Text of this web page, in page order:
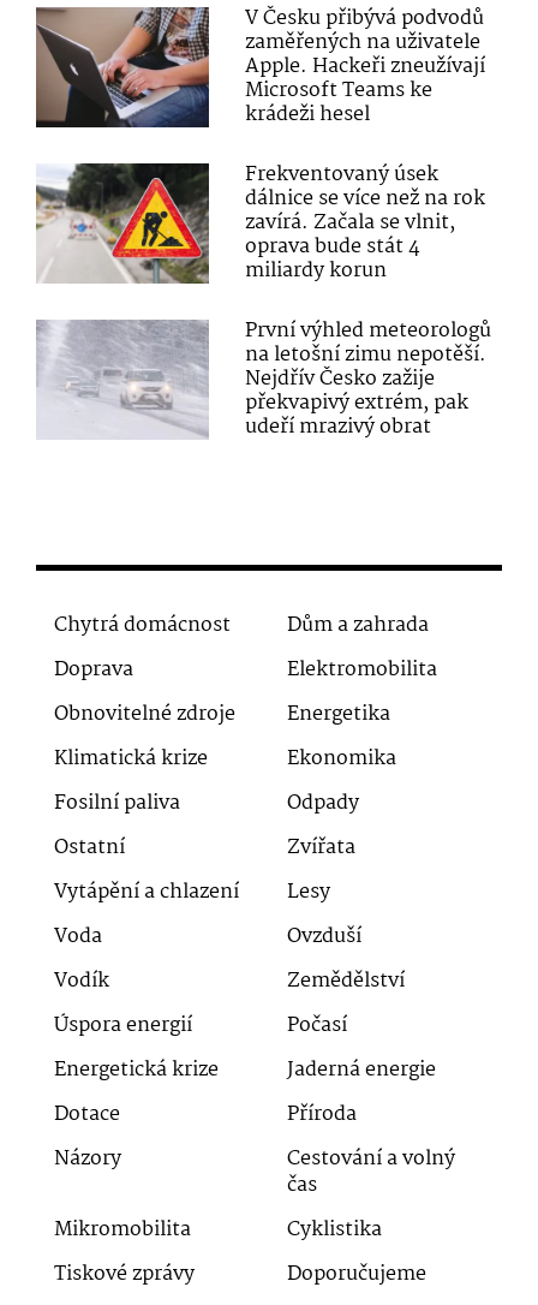
V Česku přibývá podvodů
zaměřených na uživatele
Apple. Hackeři zneužívají
Microsoft Teams ke
krádeži hesel
Frekventovaný úsek
dálnice se více než na rok
zavírá. Začala se vlnit,
oprava bude stát 4
miliardy korun
První výhled meteorologů
na letošní zimu nepotěší.
Nejdřív Česko zažije
překvapivý extrém, pak
udeří mrazivý obrat
Chytrá domácnost
Dům a zahrada
Doprava
Elektromobilita
Obnovitelné zdroje
Energetika
Klimatická krize
Ekonomika
Fosilní paliva
Odpady
Ostatní
Zvířata
Vytápění a chlazení
Lesy
Voda
Ovzduší
Vodík
Zemědělství
Úspora energií
Počasí
Energetická krize
Jaderná energie
Dotace
Příroda
Názory
Cestování a volný
čas
Mikromobilita
Cyklistika
Tiskové zprávy
Doporučujeme